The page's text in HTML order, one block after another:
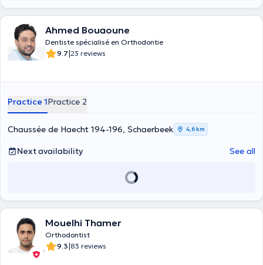
Ahmed Bouaoune
Dentiste spécialisé en Orthodontie
9.7|23 reviews
Practice 1Practice 2
Chaussée de Haecht 194-196, Schaerbeek 4,6 km
Next availability See all
Mouelhi Thamer
Orthodontist
9.3|83 reviews